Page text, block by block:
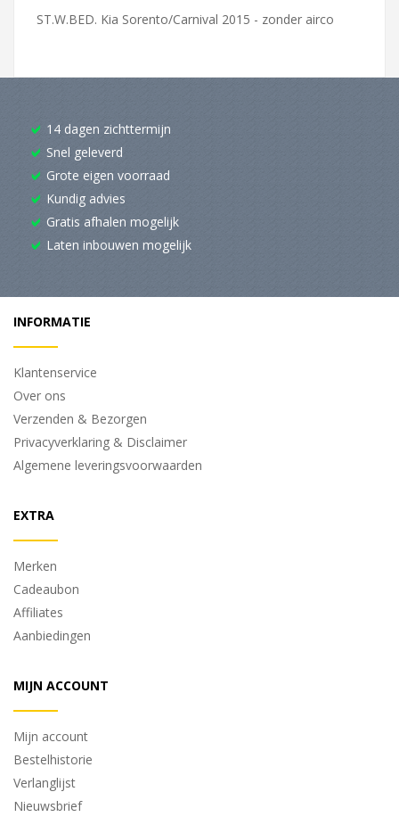
ST.W.BED. Kia Sorento/Carnival 2015 - zonder airco
14 dagen zichttermijn
Snel geleverd
Grote eigen voorraad
Kundig advies
Gratis afhalen mogelijk
Laten inbouwen mogelijk
INFORMATIE
Klantenservice
Over ons
Verzenden & Bezorgen
Privacyverklaring & Disclaimer
Algemene leveringsvoorwaarden
EXTRA
Merken
Cadeaubon
Affiliates
Aanbiedingen
MIJN ACCOUNT
Mijn account
Bestelhistorie
Verlanglijst
Nieuwsbrief